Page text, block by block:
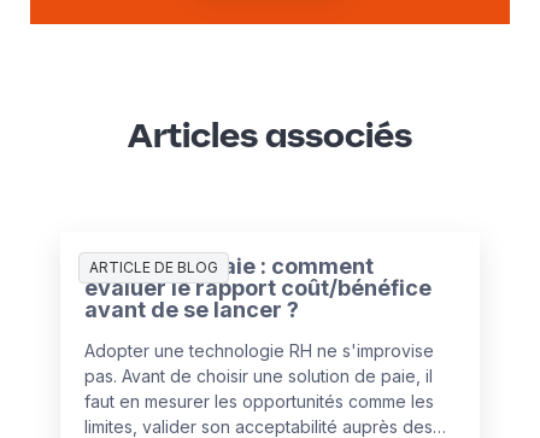
Articles associés
ARTICLE DE BLOG
Solution de paie : comment
évaluer le rapport coût/bénéfice
avant de se lancer ?
Adopter une technologie RH ne s'improvise
pas. Avant de choisir une solution de paie, il
faut en mesurer les opportunités comme les
limites, valider son acceptabilité auprès des